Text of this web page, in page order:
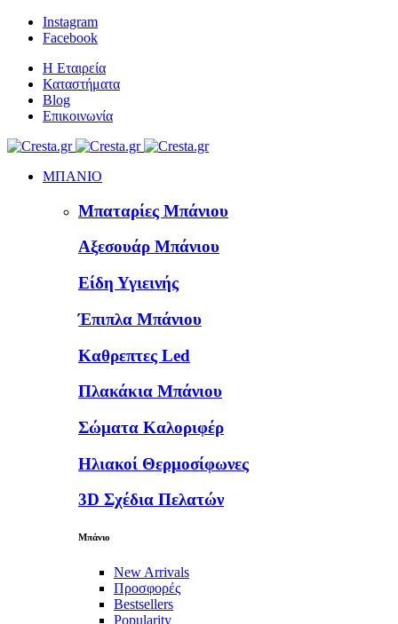
Instagram
Facebook
Η Εταιρεία
Καταστήματα
Blog
Επικοινωνία
ΜΠΑΝΙΟ
Μπαταρίες Μπάνιου
Αξεσουάρ Μπάνιου
Είδη Υγιεινής
Έπιπλα Μπάνιου
Καθρεπτες Led
Πλακάκια Μπάνιου
Σώματα Καλοριφέρ
Ηλιακοί Θερμοσίφωνες
3D Σχέδια Πελατών
Μπάνιο
New Arrivals
Προσφορές
Bestsellers
Popularity